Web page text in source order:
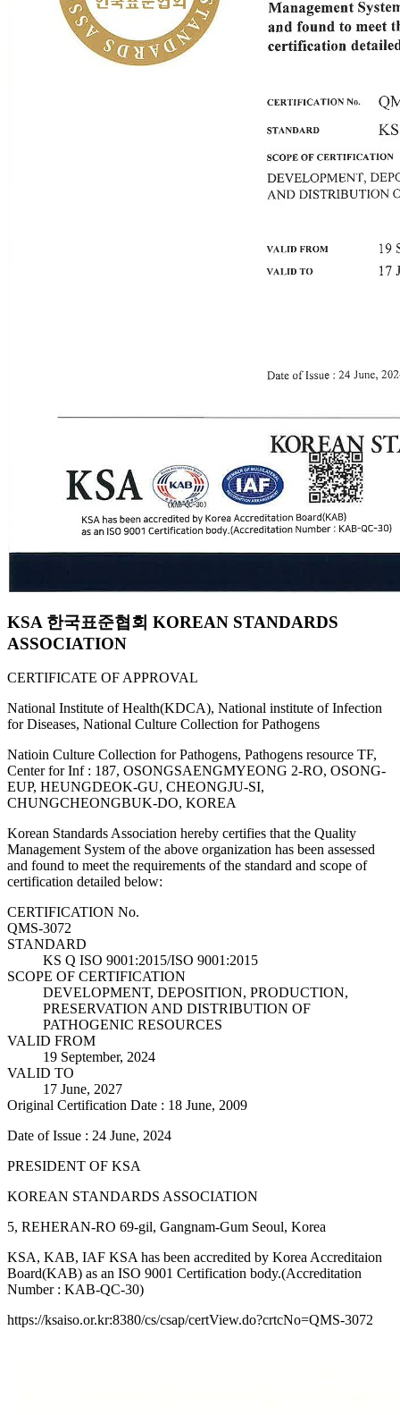
KSA 한국표준협회 KOREAN STANDARDS
ASSOCIATION
CERTIFICATE OF APPROVAL
National Institute of Health(KDCA), National institute of Infection
for Diseases, National Culture Collection for Pathogens
Natioin Culture Collection for Pathogens, Pathogens resource TF,
Center for Inf : 187, OSONGSAENGMYEONG 2-RO, OSONG-
EUP, HEUNGDEOK-GU, CHEONGJU-SI,
CHUNGCHEONGBUK-DO, KOREA
Korean Standards Association hereby certifies that the Quality
Management System of the above organization has been assessed
and found to meet the requirements of the standard and scope of
certification detailed below:
CERTIFICATION No.
QMS-3072
STANDARD
KS Q ISO 9001:2015/ISO 9001:2015
SCOPE OF CERTIFICATION
DEVELOPMENT, DEPOSITION, PRODUCTION,
PRESERVATION AND DISTRIBUTION OF
PATHOGENIC RESOURCES
VALID FROM
19 September, 2024
VALID TO
17 June, 2027
Original Certification Date : 18 June, 2009
Date of Issue : 24 June, 2024
PRESIDENT OF KSA
KOREAN STANDARDS ASSOCIATION
5, REHERAN-RO 69-gil, Gangnam-Gum Seoul, Korea
KSA, KAB, IAF KSA has been accredited by Korea Accreditaion
Board(KAB) as an ISO 9001 Certification body.(Accreditation
Number : KAB-QC-30)
https://ksaiso.or.kr:8380/cs/csap/certView.do?crtcNo=QMS-3072